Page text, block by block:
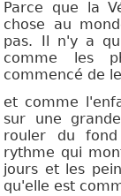
Parce que la
chose au
pas. Il n'y a
comme les
commencé de
et comme
sur une
rouler du
rythme qui
jours et les
qu'elle est